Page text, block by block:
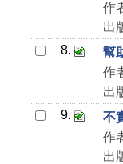
作
出
8.
幫
作
出
9.
不
作
出